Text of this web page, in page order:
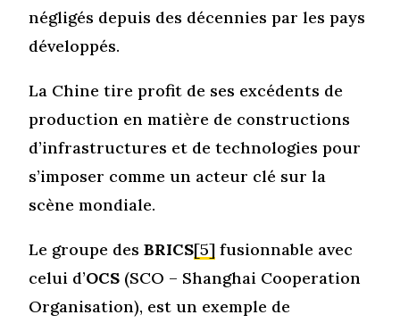
négligés depuis des décennies par les pays
développés.
La Chine tire profit de ses excédents de
production en matière de constructions
d’infrastructures et de technologies pour
s’imposer comme un acteur clé sur la
scène mondiale.
Le groupe desBRICS[5] fusionnable avec
celui d’OCS (SCO – Shanghai Cooperation
Organisation), est un exemple de